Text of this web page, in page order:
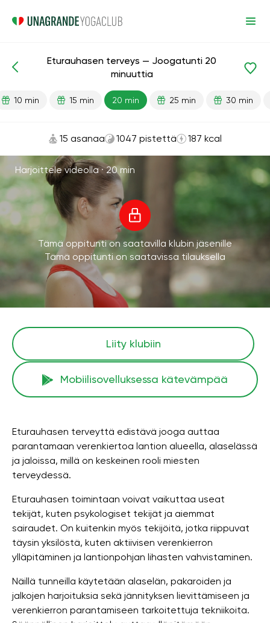
Seksi
Eturauhasen terveys — Joogatunti 20
minuuttia
10 min 15 min 20 min 25 min 30 min
15 asanaa 1047 pistettä 187 kcal
Harjoittele videolla ·20 min
Tämä oppitunti on saatavilla klubin jäsenille
Tämä oppitunti on saatavissa tilauksella
Liity klubiin
Mobiilisovelluksessa kätevämpää
Eturauhasen terveyttä edistävä jooga auttaa
parantamaan verenkiertoa lantion alueella, alaselässä
ja jaloissa, millä on keskeinen rooli miesten
terveydessä.
Eturauhasen toimintaan voivat vaikuttaa useat
tekijät, kuten psykologiset tekijät ja aiemmat
sairaudet. On kuitenkin myös tekijöitä, jotka riippuvat
täysin yksilöstä, kuten aktiivisen verenkierron
ylläpitäminen ja lantionpohjan lihasten vahvistaminen.
Näillä tunneilla käytetään alaselän, pakaroiden ja
jalkojen harjoituksia sekä jännityksen lievittämiseen ja
verenkierron parantamiseen tarkoitettuja tekniikoita.